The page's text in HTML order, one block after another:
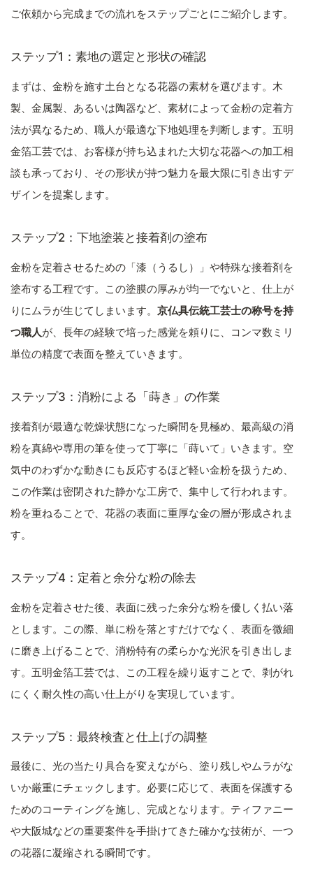
ご依頼から完成までの流れをステップごとにご紹介します。
ステップ1：素地の選定と形状の確認
まずは、金粉を施す土台となる花器の素材を選びます。木
製、金属製、あるいは陶器など、素材によって金粉の定着方
法が異なるため、職人が最適な下地処理を判断します。五明
金箔工芸では、お客様が持ち込まれた大切な花器への加工相
談も承っており、その形状が持つ魅力を最大限に引き出すデ
ザインを提案します。
ステップ2：下地塗装と接着剤の塗布
金粉を定着させるための「漆（うるし）」や特殊な接着剤を
塗布する工程です。この塗膜の厚みが均一でないと、仕上が
りにムラが生じてしまいます。 京仏具伝統工芸士の称号を持
つ職人が、長年の経験で培った感覚を頼りに、コンマ数ミリ
単位の精度で表面を整えていきます。
ステップ3：消粉による「蒔き」の作業
接着剤が最適な乾燥状態になった瞬間を見極め、最高級の消
粉を真綿や専用の筆を使って丁寧に「蒔いて」いきます。空
気中のわずかな動きにも反応するほど軽い金粉を扱うため、
この作業は密閉された静かな工房で、集中して行われます。
粉を重ねることで、花器の表面に重厚な金の層が形成されま
す。
ステップ4：定着と余分な粉の除去
金粉を定着させた後、表面に残った余分な粉を優しく払い落
とします。この際、単に粉を落とすだけでなく、表面を微細
に磨き上げることで、消粉特有の柔らかな光沢を引き出しま
す。五明金箔工芸では、この工程を繰り返すことで、剥がれ
にくく耐久性の高い仕上がりを実現しています。
ステップ5：最終検査と仕上げの調整
最後に、光の当たり具合を変えながら、塗り残しやムラがな
いか厳重にチェックします。必要に応じて、表面を保護する
ためのコーティングを施し、完成となります。ティファニー
や大阪城などの重要案件を手掛けてきた確かな技術が、一つ
の花器に凝縮される瞬間です。